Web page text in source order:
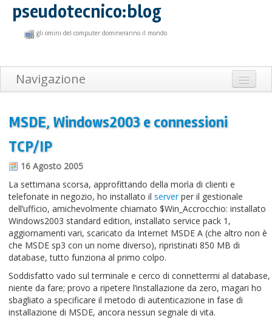
pseudotecnico:blog
gli omini del computer domineranno il mondo
Navigazione
Informazioni sul blog
Contatti
Varie
Cookie
MSDE, Windows2003 e connessioni
TCP/IP
16 Agosto 2005
La settimana scorsa, approfittando della morìa di clienti e
telefonate in negozio, ho installato il serverper il gestionale
dell’ufficio, amichevolmente chiamato $Win_Accrocchio: installato
Windows2003 standard edition, installato service pack 1,
aggiornamenti vari, scaricato da Internet MSDE A (che altro non è
che MSDE sp3 con un nome diverso), ripristinati 850 MB di
database, tutto funziona al primo colpo.
Soddisfatto vado sul terminale e cerco di connettermi al database,
niente da fare; provo a ripetere l’installazione da zero, magari ho
sbagliato a specificare il metodo di autenticazione in fase di
installazione di MSDE, ancora nessun segnale di vita.